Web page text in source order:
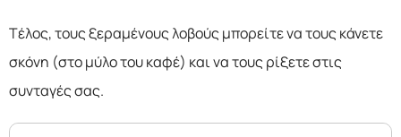
Τέλος, τους ξεραμένους λοβούς μπορείτε να τους κάνετε
σκόνη (στο μύλο του καφέ) και να τους ρίξετε στις
συνταγές σας.